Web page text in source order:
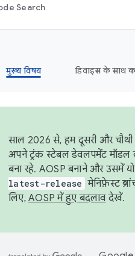
Search
मुख्य विषय डिवाइस के साथ
साल 2026 से, हम दूसरी और चौथी
अपने ट्रंक स्टेबल डेवलपमेंट मॉडल
बना रहे. AOSP बनाने और उसमें
latest-release मेनिफ़ेस्ट
लिए, AOSP में हुए बदलावदेखें.